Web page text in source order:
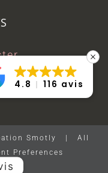
Smotly | All
Preferences
4.8 116 avis